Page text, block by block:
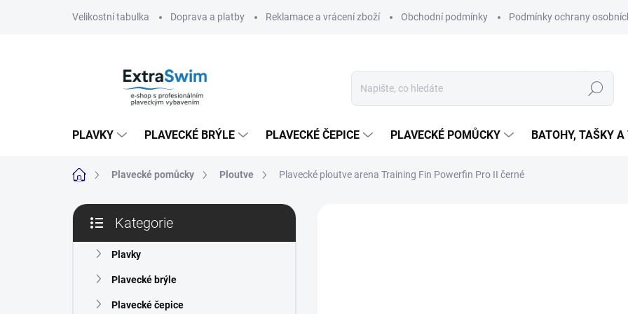
Velikostní tabulka Doprava a platby Reklamace a vrácení zboží Obchodní podmínky Podmínky ochrany
Hledat
PLAVKY PLAVECKÉ BRÝLE PLAVECKÉ ČEPICE PLAVECKÉ POMŮCKY BATOHY, TAŠKY A
Domů Plavecké pomůcky Ploutve Plavecké ploutve arena Training Fin Powerfin Pro II černé
P
s
kategorie
Kategorie
Plavky
Plavecké brýle
Plavecké čepice